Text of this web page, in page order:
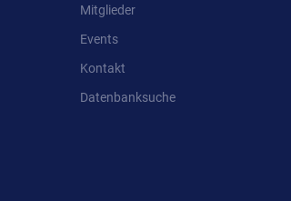
Mitglieder
Events
Kontakt
Datenbanksuche